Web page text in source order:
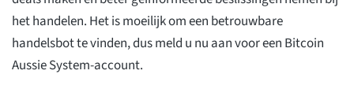
het handelen. Het is moeilijk om een betrouwbare
handelsbot te vinden, dus meld u nu aan voor een Bitcoin
Aussie System-account.